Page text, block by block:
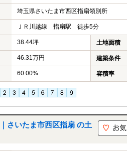
埼玉県さいたま市西区指扇領別所
ＪＲ川越線 指扇駅 徒歩5分
38.44坪 土地面積
46.31万円 建築条件
60.00% 容積率
いたま市西区指扇 の土